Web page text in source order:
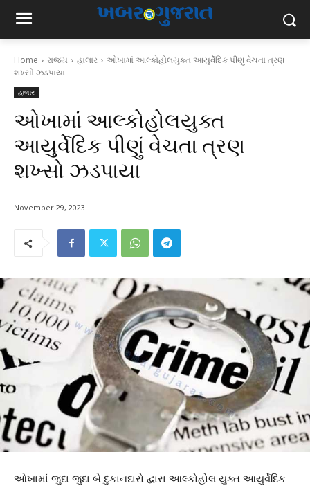
Home રાજ્ય હાલાર
ઓખામાં આલ્કોહોલયુક્ત આયુર્વેદિક પીણું વેચતા ત્રણ
શખ્સો ઝડપાયા
હાલાર
ઓખામાં આલ્કોહોલયુક્ત
આયુર્વેદિક પીણું વેચતા ત્રણ
શખ્સો ઝડપાયા
November 29, 2023
ઓખામાં જુદા જુદા બે દુકાનદારો દ્વારા આલ્કોહોલ યુક્ત આયુર્વેદિક